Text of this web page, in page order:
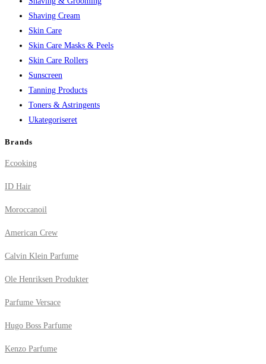
Shaving Cream
Skin Care
Skin Care Masks & Peels
Skin Care Rollers
Sunscreen
Tanning Products
Toners & Astringents
Ukategoriseret
Brands
Ecooking
ID Hair
Moroccanoil
American Crew
Calvin Klein Parfume
Ole Henriksen Produkter
Parfume Versace
Hugo Boss Parfume
Kenzo Parfume